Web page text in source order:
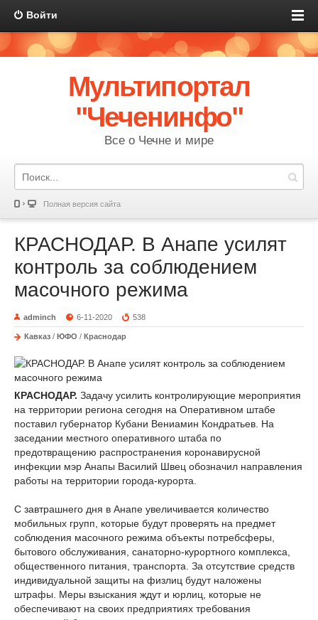
Войти
Мультипортал
"Чеченинфо"
Все о Чечне и мире
Полная версия сайта
КРАСНОДАР. В Анапе усилят
контроль за соблюдением
масочного режима
adminch 6-11-2020 538
Кавказ / ЮФО / Краснодар
КРАСНОДАР. Задачу усилить контролирующие мероприятия
на территории региона сегодня на Оперативном штабе
поставил губернатор Кубани Вениамин Кондратьев. На
заседании местного оперативного штаба по
предотвращению распространения коронавирусной
инфекции мэр Анапы Василий Швец обозначил направления
работы на территории города-курорта.
С завтрашнего дня в Анапе увеличивается количество
мобильных групп, которые будут проверять на предмет
соблюдения масочного режима объекты потребсферы,
бытового обслуживания, санаторно-курортного комплекса,
общественного питания, транспорта. За отсутствие средств
индивидуальной защиты на физлиц будут наложены
штрафы. Меры взыскания ждут и юрлиц, которые не
обеспечивают на своих предприятиях требования